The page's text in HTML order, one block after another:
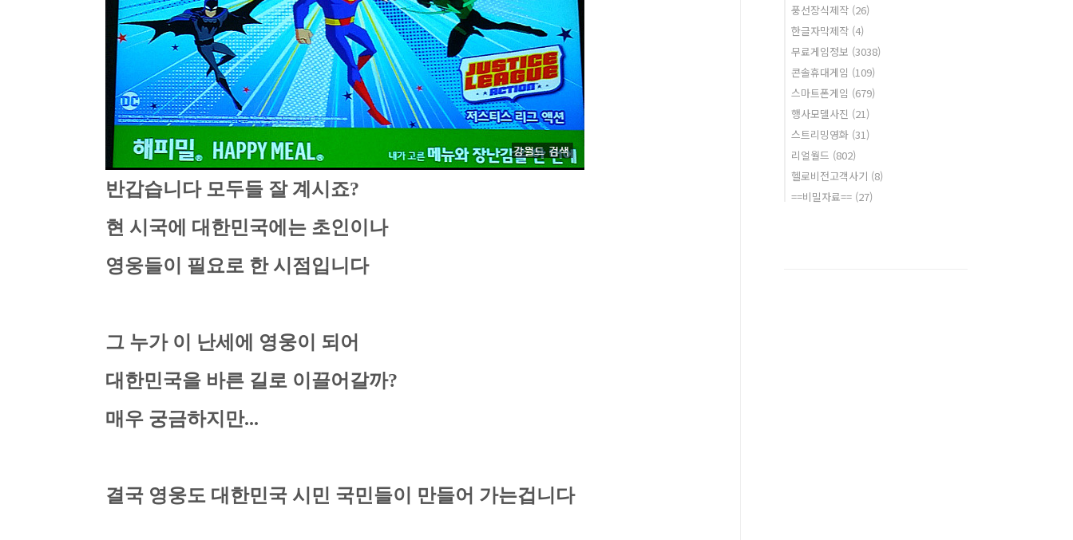
반갑습니다 모두들 잘 계시죠?
현 시국에 대한민국에는 초인이나
영웅들이 필요로 한 시점입니다
그 누가 이 난세에 영웅이 되어
대한민국을 바른 길로 이끌어갈까?
매우 궁금하지만...
결국 영웅도 대한민국 시민 국민들이 만들어 가는겁니다
풍선장식제작 (26)
한글자막제작 (4)
무료게임정보 (3038)
콘솔휴대게임 (109)
스마트폰게임 (679)
행사모델사진 (21)
스트리밍영화 (31)
리얼월드 (802)
헬로비전고객사기 (8)
==비밀자료== (27)